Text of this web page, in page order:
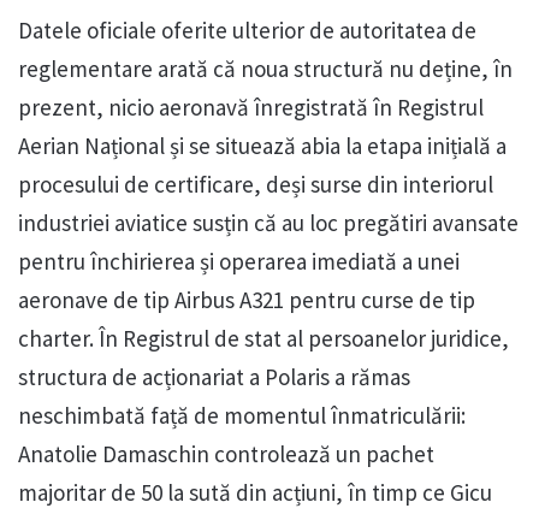
Datele oficiale oferite ulterior de autoritatea de
reglementare arată că noua structură nu deține, în
prezent, nicio aeronavă înregistrată în Registrul
Aerian Național și se situează abia la etapa inițială a
procesului de certificare, deși surse din interiorul
industriei aviatice susțin că au loc pregătiri avansate
pentru închirierea și operarea imediată a unei
aeronave de tip Airbus A321 pentru curse de tip
charter. În Registrul de stat al persoanelor juridice,
structura de acționariat a Polaris a rămas
neschimbată față de momentul înmatriculării:
Anatolie Damaschin controlează un pachet
majoritar de 50 la sută din acțiuni, în timp ce Gicu